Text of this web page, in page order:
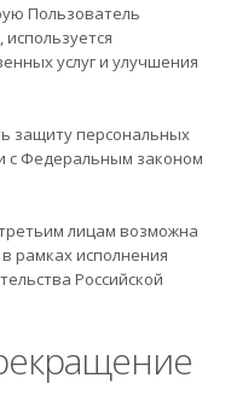
Пользователь
услуг и улучшения
защиту персональных
с Федеральным законом
лицам возможна
рамках исполнения
Российской